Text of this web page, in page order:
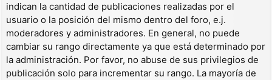
indican la cantidad de publicaciones realizadas por el
usuario o la posición del mismo dentro del foro, e.j.
moderadores y administradores. En general, no puede
cambiar su rango directamente ya que está determinado por
la administración. Por favor, no abuse de sus privilegios de
publicación solo para incrementar su rango. La mayoría de